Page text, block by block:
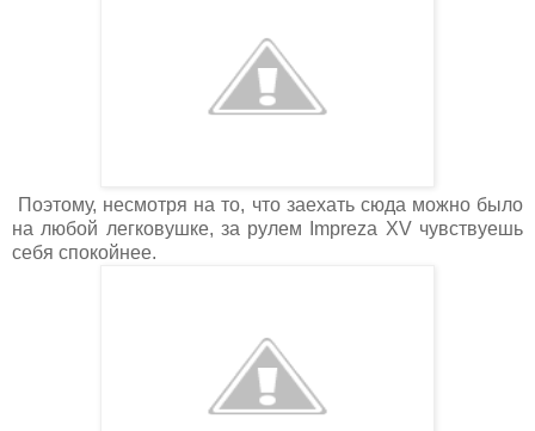
Поэтому, несмотря на то, что заехать сюда можно было
на любой легковушке, за рулем Impreza XV чувствуешь
себя спокойнее.